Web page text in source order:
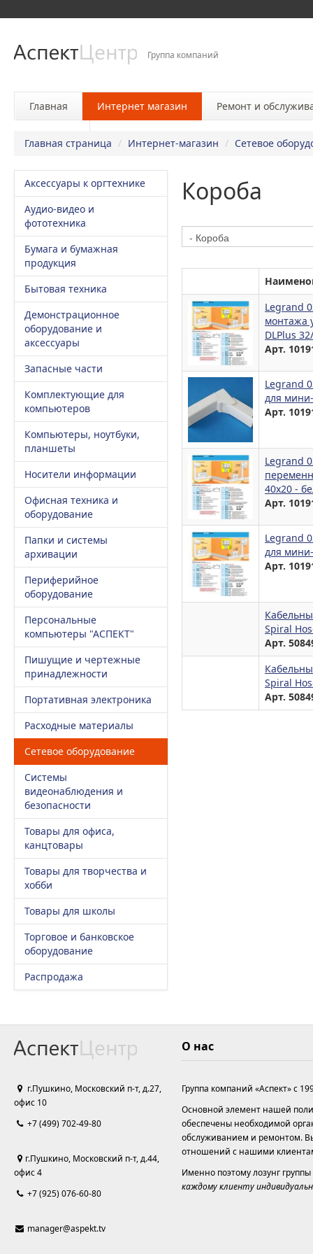
Группа компаний
Главная Интернет магазин Ремонт и
Главная страница / Интернет-магазин / Сетевое
Аксессуары к оргтехнике
Аудио-видео и
фототехника
Бумага и бумажная
продукция
Бытовая техника
Демонстрационное
оборудование и
аксессуары
Запасные части
Комплектующие для
компьютеров
Компьютеры, ноутбуки,
планшеты
Носители информации
Офисная техника и
оборудование
Папки и системы
архивации
Периферийное
оборудование
Персональные
компьютеры "АСПЕКТ"
Пишущие и чертежные
принадлежности
Портативная электроника
Расходные материалы
Сетевое оборудование
Системы
видеонаблюдения и
безопасности
Товары для офиса,
канцтовары
Товары для творчества и
хобби
Товары для школы
Торговое и банковское
оборудование
Распродажа
Короба
Legrand
монтажа
DLPlus
Арт.
Legrand
для
Арт.
Legrand
40x20 -
Арт.
Legrand
для
Арт.
Spiral
Арт.
Spiral
Арт.
г.Пушкино, Московский п-т, д.27,
офис 10
+7 (499) 702-49-80
г.Пушкино, Московский п-т, д.44,
офис 4
+7 (925) 076-60-80
manager@aspekt.tv
О нас
Группа компаний «Аспект» с
Основной элемент нашей
обеспечены необходимой
обслуживанием и ремонтом.
отношений с нашими
Именно поэтому лозунг
каждому клиенту